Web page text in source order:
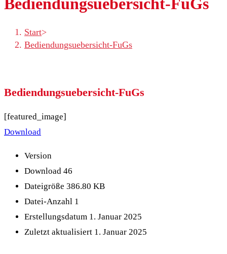
Bediendungsuebersicht-FuGs
Start>
Bediendungsuebersicht-FuGs
Bediendungsuebersicht-FuGs
[featured_image]
Download
Version
Download 46
Dateigröße 386.80 KB
Datei-Anzahl 1
Erstellungsdatum 1. Januar 2025
Zuletzt aktualisiert 1. Januar 2025